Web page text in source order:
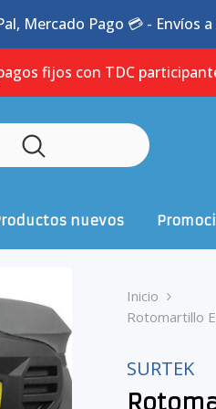
Mercado Pago 💳 - Envíos
fijos con TDC
nuevos
Inicio
Rotomartillo
SURTEK